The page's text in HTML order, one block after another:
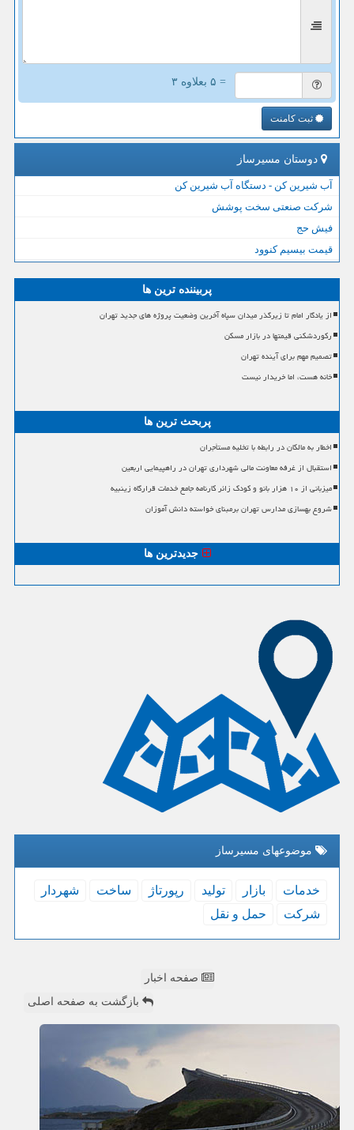
= ۵ بعلاوه ۳
ثبت کامنت
دوستان مسیرساز
آب شیرین کن - دستگاه آب شیرین کن
شرکت صنعتی سخت پوشش
فیش حج
قیمت بیسیم کنوود
پربیننده ترین ها
از یادگار امام تا زیرگذر میدان سپاه آخرین وضعیت پروژه های جدید تهران
رکوردشکنی قیمتها در بازار مسکن
تصمیم مهم برای آینده تهران
خانه هست، اما خریدار نیست
پربحث ترین ها
اخطار به مالکان در رابطه با تخلیه مستأجران
استقبال از غرفه معاونت مالی شهرداری تهران در راهپیمایی اربعین
میزبانی از ۱۰ هزار بانو و کودک زائر کارنامه جامع خدمات قرارگاه زینبیه
شروع بهسازی مدارس تهران برمبنای خواسته دانش آموزان
جدیدترین ها
موضوعهای مسیرساز
خدمات بازار تولید رپورتاژ ساخت
شهردار
شركت
حمل و نقل
صفحه اخبار
بازگشت به صفحه اصلی